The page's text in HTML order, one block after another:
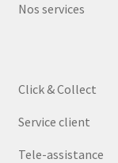
Nos services
Click & Collect
Service client
Tele-assistance